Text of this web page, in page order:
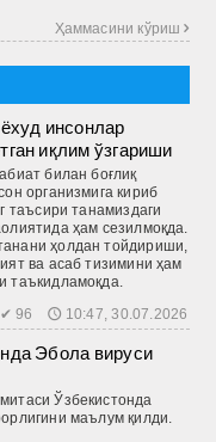
Ҳаммасини кўриш 
инсонлар
иқлим ўзгариши
билан боғлиқ
организмига кириб
таъсири танамиздаги
ҳам сезилмоқда.
ҳолдан тойдириши,
ва асаб тизимини ҳам
таъкид­ламоқда.
✔ 96 🕔 10:47, 30.07.2026
Эбола вируси
Ўзбекистонда
маълум қилди.